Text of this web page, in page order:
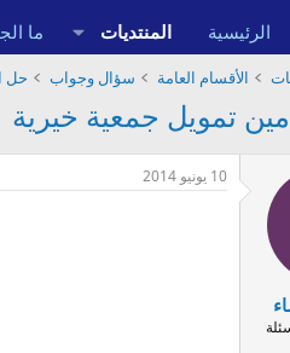
الرئيسية المنتديات ما
الأقسام العامة سؤال وجواب حل
تمويل جمعية خيرية
10 يونيو 2014